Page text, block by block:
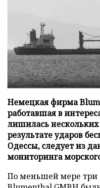
Немецкая фирма
работавшая в
лишилась
результате ударов
Одессы, следует из
мониторинга
По меньшей мере